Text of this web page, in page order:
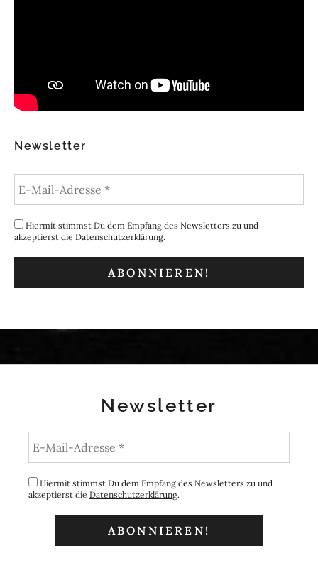
Newsletter
Hiermit stimmst Du dem Empfang des Newsletters zu und
akzeptierst die Datenschutzerklärung.
Newsletter
Hiermit stimmst Du dem Empfang des Newsletters zu und
akzeptierst die Datenschutzerklärung.